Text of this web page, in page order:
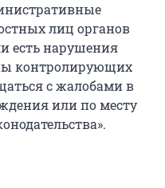
лиц органов
есть нарушения
контролирующих
с жалобами в
или по месту